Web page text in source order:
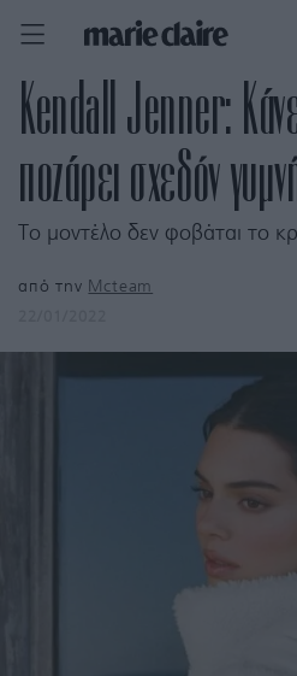
Kendall Jenner:
ποζάρει σχεδόν
Το μοντέλο δεν φοβάται το
από την Mcteam